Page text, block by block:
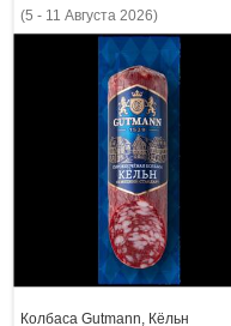
(5 - 11 Августа 2026)
Колбаса Gutmann, Кёльн